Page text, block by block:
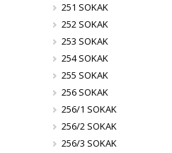
251 SOKAK
252 SOKAK
253 SOKAK
254 SOKAK
255 SOKAK
256 SOKAK
256/1 SOKAK
256/2 SOKAK
256/3 SOKAK